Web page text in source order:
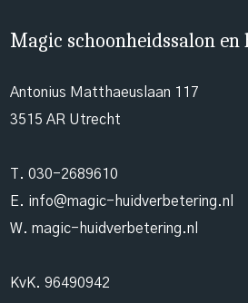
Magic schoonheidssalon
Antonius Matthaeuslaan 117
3515 AR Utrecht
T. 030-2689610
E. info@magic-huidverbetering.nl
W. magic-huidverbetering.nl
KvK. 96490942